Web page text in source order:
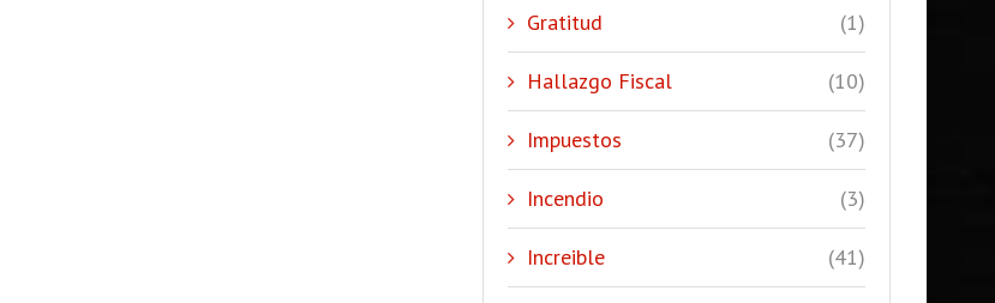
Gratitud (1)
Hallazgo Fiscal (10)
Impuestos (37)
Incendio (3)
Increible (41)